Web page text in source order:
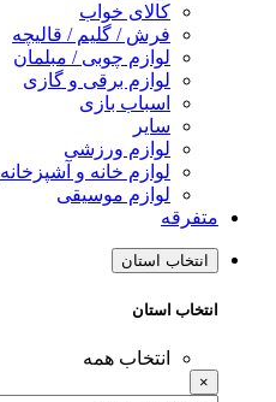
کالای خواب
فرش / گلیم / قالیچه
لوازم چوبی / مبلمان
لوازم برقی و گازی
اسباب بازی
سایر
لوازم ورزشی
لوازم خانه و آشپزخانه
لوازم موسیقی
متفرقه
انتخاب استان
انتخاب استان
انتخاب همه
×